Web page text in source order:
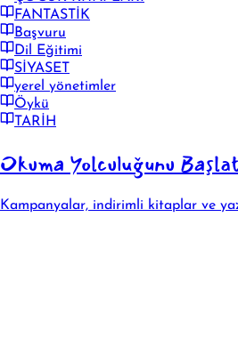
FANTASTİK
Başvuru
Dil Eğitimi
SİYASET
yerel yönetimler
Öykü
TARİH
Okuma Yolculuğunu
Kampanyalar, indirimli kitaplar ve